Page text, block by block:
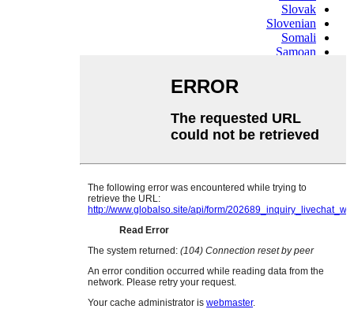
Slovak
Slovenian
Somali
Samoan
Swahili
Tajik
Telugu
Ukrainian
Urdu
Welsh
Xhosa
Yiddish